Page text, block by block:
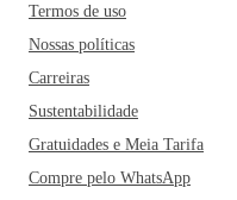
Termos de uso
Nossas políticas
Carreiras
Sustentabilidade
Gratuidades e Meia Tarifa
Compre pelo WhatsApp